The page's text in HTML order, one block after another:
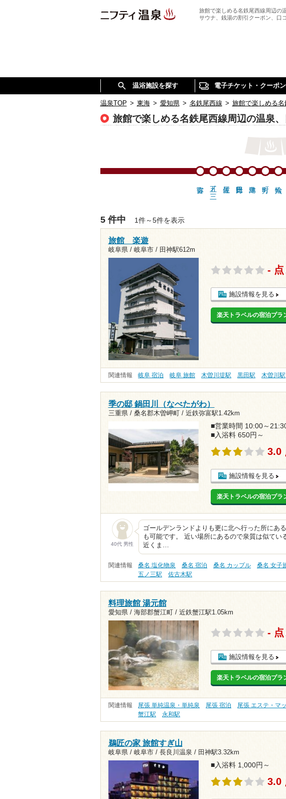
旅館で楽しめる名鉄尾西線周辺の
サウナ、銭湯の割引クーポン、口
温浴施設を探す 電子チケット・クーポン
温泉TOP > 東海 > 愛知県 > 名鉄尾西線 > 旅館で楽しめる
旅館で楽しめる名鉄尾西線周辺の温泉
五ノ三
5 件中 1件～5件を表示
旅館 楽遊
岐阜県 / 岐阜市 / 田神駅612m
- 点
施設情報を見る
楽天トラベルの宿泊プラ
関連情報 岐阜 宿泊 岐阜 旅館 木曽川堤駅 黒田駅 木曽川駅
季の邸 鍋田川（なべたがわ）
三重県 / 桑名郡木曽岬町 / 近鉄弥富駅1.42km
■営業時間 10:00～
■入浴料 650円～
3.0
施設情報を見る
楽天トラベルの宿泊プラ
40代 男性
ゴールデンランドよりも更に北へ行った所にあ
も可能です。 近い場所にあるので泉質は似てい
近くま…
関連情報 桑名 塩化物泉 桑名 宿泊 桑名 カップル 桑名 女子
五ノ三駅
佐古木駅
料理旅館 湯元館
愛知県 / 海部郡蟹江町 / 近鉄蟹江駅1.05km
- 点
施設情報を見る
楽天トラベルの宿泊プラ
関連情報 尾張 単純温泉・単純泉 尾張 宿泊 尾張 エステ・マ
蟹江駅
永和駅
鵜匠の家 旅館すぎ山
岐阜県 / 岐阜市 / 長良川温泉 / 田神駅3.32km
■入浴料 1,000円～
3.0